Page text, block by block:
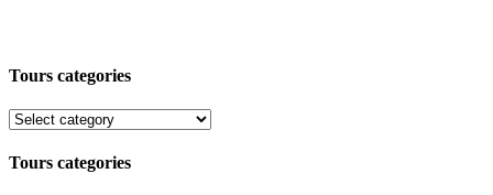
Tours categories
Tours categories